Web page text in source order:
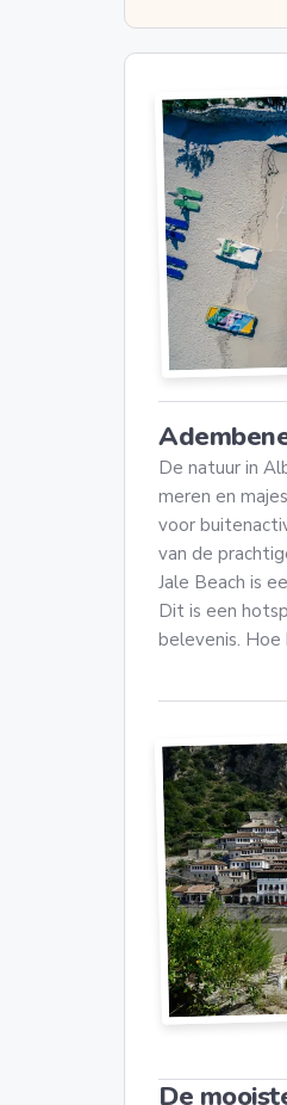
De natuur in
meren en
voor
van de
Jale Beach is
Dit is een
belevenis.
De